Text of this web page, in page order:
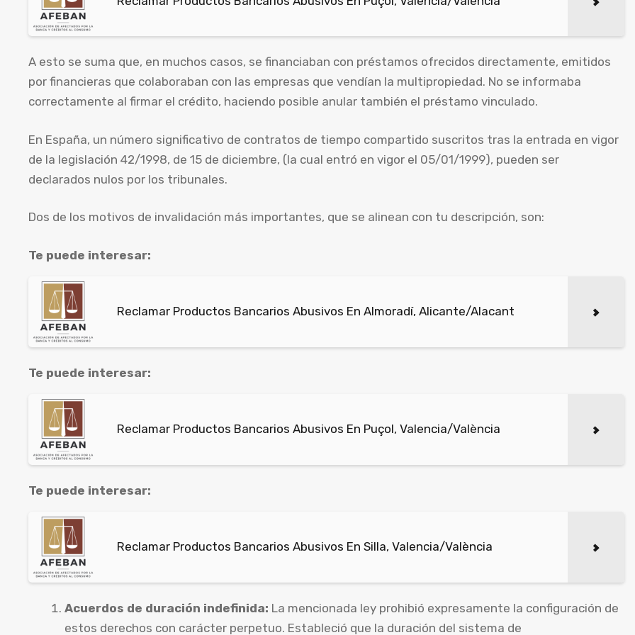
A esto se suma que, en muchos casos, se financiaban con préstamos ofrecidos directamente, emitidos
por financieras que colaboraban con las empresas que vendían la multipropiedad. No se informaba
correctamente al firmar el crédito, haciendo posible anular también el préstamo vinculado.
En España, un número significativo de contratos de tiempo compartido suscritos tras la entrada en vigor
de la legislación 42/1998, de 15 de diciembre, (la cual entró en vigor el 05/01/1999), pueden ser
declarados nulos por los tribunales.
Dos de los motivos de invalidación más importantes, que se alinean con tu descripción, son:
Te puede interesar:
Reclamar Productos Bancarios Abusivos En Almoradí, Alicante/Alacant
Te puede interesar:
Reclamar Productos Bancarios Abusivos En Puçol, Valencia/València
Te puede interesar:
Reclamar Productos Bancarios Abusivos En Silla, Valencia/València
Acuerdos de duración indefinida: La mencionada ley prohibió expresamente la configuración de
estos derechos con carácter perpetuo. Estableció que la duración del sistema de